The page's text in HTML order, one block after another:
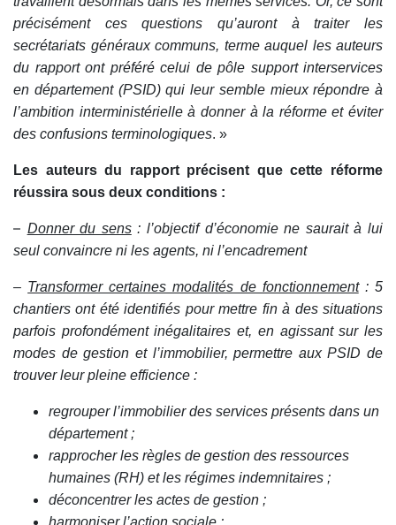
précisément ces questions qu’auront à traiter les
secrétariats généraux communs, terme auquel les auteurs
du rapport ont préféré celui de pôle support interservices
en département (PSID) qui leur semble mieux répondre à
l’ambition interministérielle à donner à la réforme et éviter
des confusions terminologiques. »
Les auteurs du rapport précisent que cette réforme
réussira sous deux conditions :
– Donner du sens: l’objectif d’économie ne saurait à lui
seul convaincre ni les agents, ni l’encadrement
– Transformer certaines modalités de fonctionnement: 5
chantiers ont été identifiés pour mettre fin à des situations
parfois profondément inégalitaires et, en agissant sur les
modes de gestion et l’immobilier, permettre aux PSID de
trouver leur pleine efficience :
regrouper l’immobilier des services présents dans un
département ;
rapprocher les règles de gestion des ressources
humaines (RH) et les régimes indemnitaires ;
déconcentrer les actes de gestion ;
harmoniser l’action sociale ;